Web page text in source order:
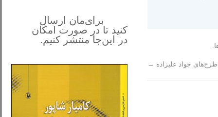
طرح‌های جواد علیزاده →
برای‌مان ارسال
کنید تا در صورت امکان
در این‌جامنتشر کنیم.